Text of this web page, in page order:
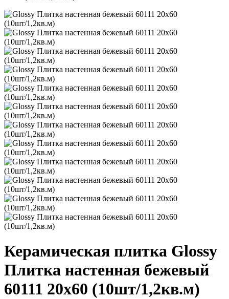
Керамическая плитка Glossy
Плитка настенная бежевый
60111 20х60 (10шт/1,2кв.м)